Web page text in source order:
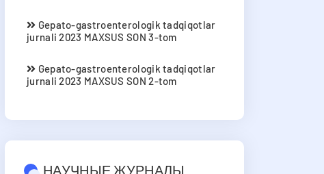
Gepato-gastroenterologik tadqiqotlar
jurnali 2023 MAXSUS SON 3-tom
Gepato-gastroenterologik tadqiqotlar
jurnali 2023 MAXSUS SON 2-tom
НАУЧНЫЕ ЖУРНАЛЫ